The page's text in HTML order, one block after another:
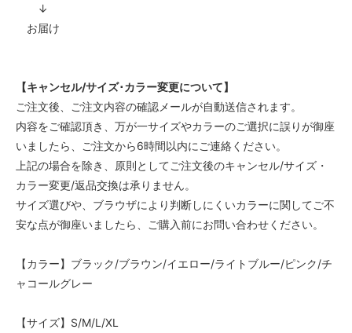
↓
お届け
【キャンセル/サイズ･カラー変更について】
ご注文後、ご注文内容の確認メールが自動送信されます。
内容をご確認頂き、万が一サイズやカラーのご選択に誤りが御座
いましたら、ご注文から6時間以内にご連絡ください。
上記の場合を除き、原則としてご注文後のキャンセル/サイズ・
カラー変更/返品交換は承りません。
サイズ選びや、ブラウザにより判断しにくいカラーに関してご不
安な点が御座いましたら、ご購入前にお問い合わせください。
【カラー】ブラック/ブラウン/イエロー/ライトブルー/ピンク/チ
ャコールグレー
【サイズ】S/M/L/XL